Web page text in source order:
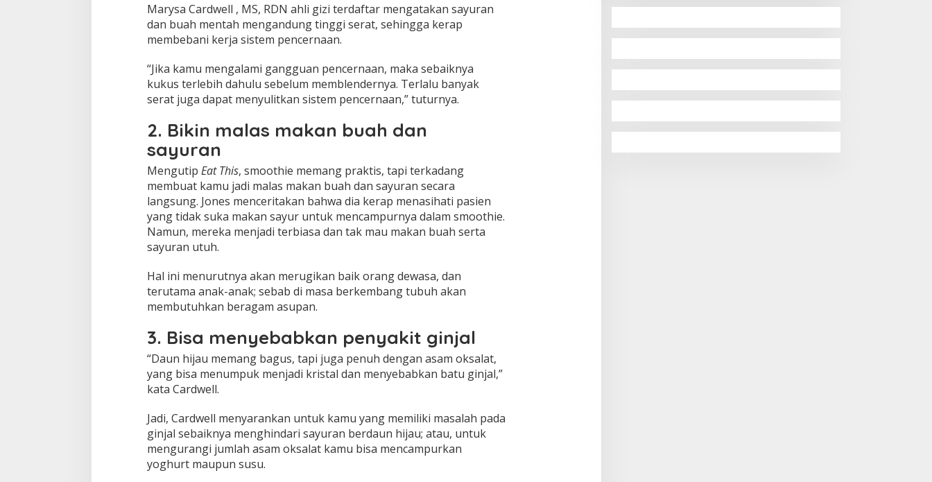
Marysa Cardwell , MS, RDN ahli gizi terdaftar mengatakan sayuran
dan buah mentah mengandung tinggi serat, sehingga kerap
membebani kerja sistem pencernaan.
“Jika kamu mengalami gangguan pencernaan, maka sebaiknya
kukus terlebih dahulu sebelum memblendernya. Terlalu banyak
serat juga dapat menyulitkan sistem pencernaan,” tuturnya.
2. Bikin malas makan buah dan
sayuran
Mengutip Eat This, smoothie memang praktis, tapi terkadang
membuat kamu jadi malas makan buah dan sayuran secara
langsung. Jones menceritakan bahwa dia kerap menasihati pasien
yang tidak suka makan sayur untuk mencampurnya dalam smoothie.
Namun, mereka menjadi terbiasa dan tak mau makan buah serta
sayuran utuh.
Hal ini menurutnya akan merugikan baik orang dewasa, dan
terutama anak-anak; sebab di masa berkembang tubuh akan
membutuhkan beragam asupan.
3. Bisa menyebabkan penyakit ginjal
“Daun hijau memang bagus, tapi juga penuh dengan asam oksalat,
yang bisa menumpuk menjadi kristal dan menyebabkan batu ginjal,”
kata Cardwell.
Jadi, Cardwell menyarankan untuk kamu yang memiliki masalah pada
ginjal sebaiknya menghindari sayuran berdaun hijau; atau, untuk
mengurangi jumlah asam oksalat kamu bisa mencampurkan
yoghurt maupun susu.